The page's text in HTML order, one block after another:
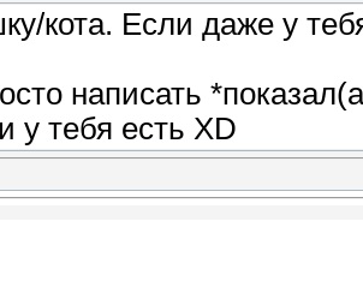
кота. Если даже у
написать
у тебя есть XD